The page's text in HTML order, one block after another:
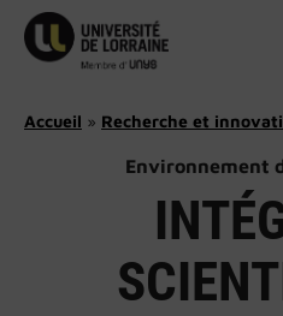
Aller
contenu
Accueil » Recherche et
Environnement